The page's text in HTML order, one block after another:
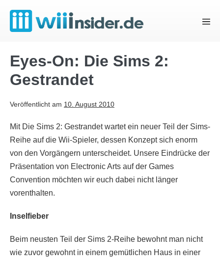
Inhalt
springen
Eyes-On: Die Sims 2:
Gestrandet
Veröffentlicht am 10. August 2010
Mit Die Sims 2: Gestrandet wartet ein neuer Teil der Sims-
Reihe auf die Wii-Spieler, dessen Konzept sich enorm
von den Vorgängern unterscheidet. Unsere Eindrücke der
Präsentation von Electronic Arts auf der Games
Convention möchten wir euch dabei nicht länger
vorenthalten.
Inselfieber
Beim neusten Teil der Sims 2-Reihe bewohnt man nicht
wie zuvor gewohnt in einem gemütlichen Haus in einer